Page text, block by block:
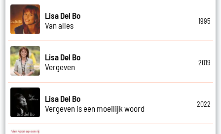
Lisa Del Bo
Van alles
1995
Lisa Del Bo
Vergeven
2019
Lisa Del Bo
Vergeven is een moeilijk woord
2022